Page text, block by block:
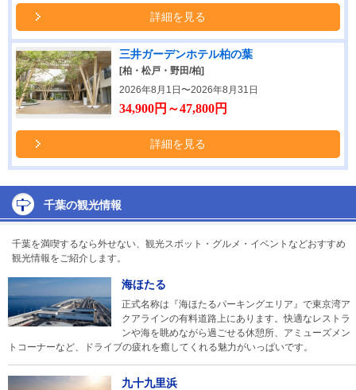
詳細を見る
三井ガーデンホテル柏の葉
[柏・松戸・野田/柏]
2026年8月1日〜2026年8月31日
34,900円～47,800円
詳細を見る
千葉の観光情報
千葉を満喫するなら外せない、観光スポット・グルメ・イベントなどおすすめ
観光情報をご紹介します。
海ほたる
正式名称は『海ほたるパーキングエリア』で東京湾ア
クアラインの有料道路上にあります。快適なレストラ
ンや海を眺めながら過ごせる休憩所、アミューズメン
トコーナーなど、ドライブの疲れを癒してくれる魅力がいっぱいです。
九十九里浜